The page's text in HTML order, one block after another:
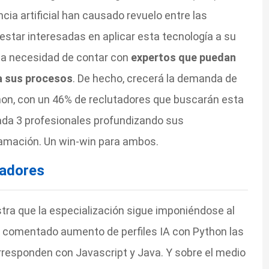
artificial han causado revuelo entre las
interesadas en aplicar esta tecnología a su
necesidad de contar con expertos que puedan
sus procesos. De hecho, crecerá la demanda de
con un 46% de reclutadores que buscarán esta
3 profesionales profundizando sus
Un win-win para ambos.
que la especialización sigue imponiéndose al
aumento de perfiles IA con Python las
con Javascript y Java. Y sobre el medio